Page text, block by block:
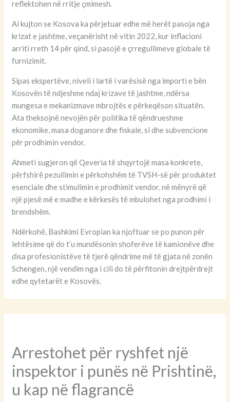
reflektohen në rritje çmimesh.
Ai kujton se Kosova ka përjetuar edhe më herët pasoja nga
krizat e jashtme, veçanërisht në vitin 2022, kur inflacioni
arriti rreth 14 për qind, si pasojë e çrregullimeve globale të
furnizimit.
Sipas ekspertëve, niveli i lartë i varësisë nga importi e bën
Kosovën të ndjeshme ndaj krizave të jashtme, ndërsa
mungesa e mekanizmave mbrojtës e përkeqëson situatën.
Ata theksojnë nevojën për politika të qëndrueshme
ekonomike, masa doganore dhe fiskale, si dhe subvencione
për prodhimin vendor.
Ahmeti sugjeron që Qeveria të shqyrtojë masa konkrete,
përfshirë pezullimin e përkohshëm të TVSH-së për produktet
esenciale dhe stimulimin e prodhimit vendor, në mënyrë që
një pjesë më e madhe e kërkesës të mbulohet nga prodhimi i
brendshëm.
Ndërkohë, Bashkimi Evropian ka njoftuar se po punon për
lehtësime që do t’u mundësonin shoferëve të kamionëve dhe
disa profesionistëve të tjerë qëndrime më të gjata në zonën
Schengen, një vendim nga i cili do të përfitonin drejtpërdrejt
edhe qytetarët e Kosovës.
Arrestohet për ryshfet një
inspektor i punës në Prishtinë,
u kap në flagrancë